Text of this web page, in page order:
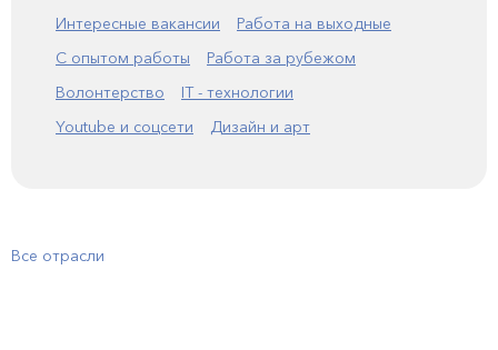
Интересные вакансии
Работа на выходные
С опытом работы
Работа за рубежом
Волонтерство
IT - технологии
Youtube и соцсети
Дизайн и арт
Все отрасли